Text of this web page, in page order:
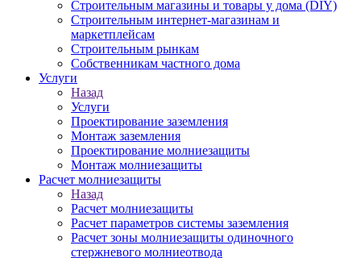
Строительным магазины и товары у дома (DIY)
Строительным интернет-магазинам и
маркетплейсам
Строительным рынкам
Собственникам частного дома
Услуги
Назад
Услуги
Проектирование заземления
Монтаж заземления
Проектирование молниезащиты
Монтаж молниезащиты
Расчет молниезащиты
Назад
Расчет молниезащиты
Расчет параметров системы заземления
Расчет зоны молниезащиты одиночного
стержневого молниеотвода